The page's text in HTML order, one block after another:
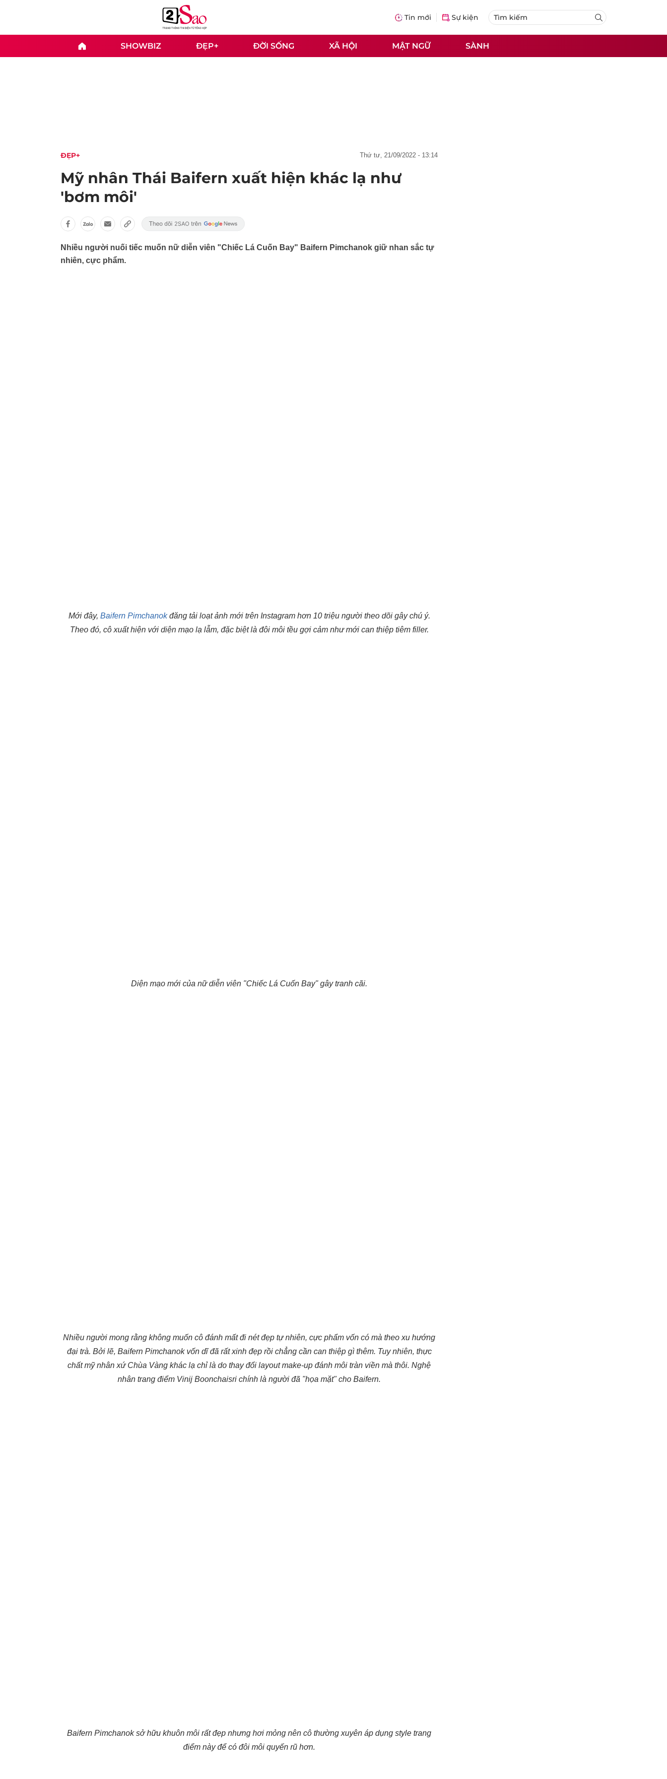
Tin mới Sự kiện
SHOWBIZ ĐẸP+ ĐỜI SỐNG XÃ HỘI MẬT NGỮ SÀNH
ĐẸP+ thứ tư, 21/09/2022 - 13:14
Mỹ nhân Thái Baifern xuất hiện khác lạ như
'bơm môi'
Nhiều người nuối tiếc muốn nữ diễn viên "Chiếc Lá Cuốn Bay" Baifern Pimchanok giữ nhan sắc tự
nhiên, cực phẩm.
Mới đây, Baifern Pimchanokđăng tải loạt ảnh mới trên Instagram hơn 10 triệu người theo dõi gây chú ý.
Theo đó, cô xuất hiện với diện mạo lạ lẫm, đặc biệt là đôi môi tều gợi cảm như mới can thiệp tiêm filler.
Diện mạo mới của nữ diễn viên "Chiếc Lá Cuốn Bay" gây tranh cãi.
Nhiều người mong rằng không muốn cô đánh mất đi nét đẹp tự nhiên, cực phẩm vốn có mà theo xu hướng
đại trà. Bởi lẽ, Baifern Pimchanok vốn dĩ đã rất xinh đẹp rồi chẳng cần can thiệp gì thêm. Tuy nhiên, thực
chất mỹ nhân xứ Chùa Vàng khác lạ chỉ là do thay đổi layout make-up đánh môi tràn viền mà thôi. Nghệ
nhân trang điểm Vinij Boonchaisri chính là người đã "họa mặt" cho Baifern.
Baifern Pimchanok sở hữu khuôn môi rất đẹp nhưng hơi mỏng nên cô thường xuyên áp dụng style trang
điểm này để có đôi môi quyến rũ hơn.